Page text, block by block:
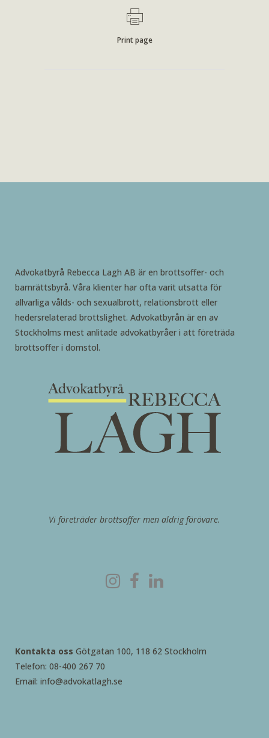
Print page
Advokatbyrå Rebecca Lagh AB är en brottsoffer- och
barnrättsbyrå. Våra klienter har ofta varit utsatta för
allvarliga vålds- och sexualbrott, relationsbrott eller
hedersrelaterad brottslighet. Advokatbyrån är en av
Stockholms mest anlitade advokatbyråer i att företräda
brottsoffer i domstol.
Vi företräder brottsoffer men aldrig förövare.
Kontakta oss Götgatan 100, 118 62 Stockholm
Telefon: 08-400 267 70
Email: info@advokatlagh.se